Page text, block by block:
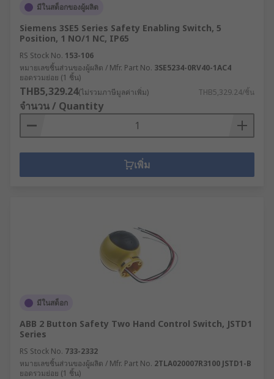
มีในสต็อกของผู้ผลิต
Siemens 3SE5 Series Safety Enabling Switch, 5
Position, 1 NO/1 NC, IP65
RS Stock No. 153-106
หมายเลขชิ้นส่วนของผู้ผลิต / Mfr. Part No. 3SE5234-0RV40-1AC4
ยอดรวมย่อย (1 ชิ้น)
THB5,329.24(ไม่รวมภาษีมูลค่าเพิ่ม) THB5,329.24/ชิ้น
จำนวน / Quantity
เพิ่ม
มีในสต็อก
ABB 2 Button Safety Two Hand Control Switch, JSTD1
Series
RS Stock No. 733-2332
หมายเลขชิ้นส่วนของผู้ผลิต / Mfr. Part No. 2TLA020007R3100 JSTD1-B
ยอดรวมย่อย (1 ชิ้น)